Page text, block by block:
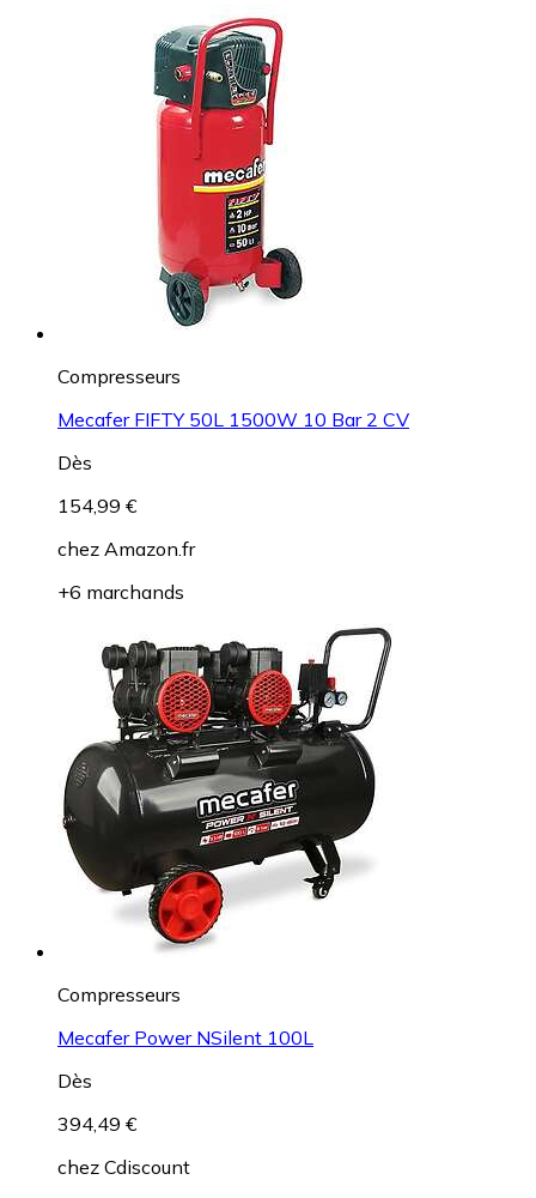
Compresseurs
Mecafer FIFTY 50L 1500W 10 Bar 2 CV
Dès
154,99 €
chez Amazon.fr
+6 marchands
Compresseurs
Mecafer Power NSilent 100L
Dès
394,49 €
chez Cdiscount